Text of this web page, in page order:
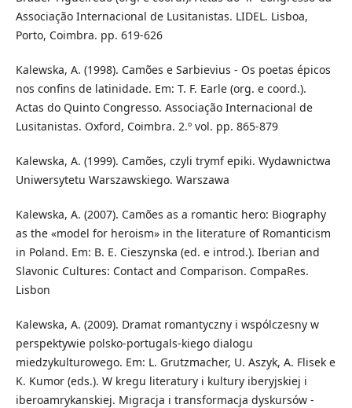
Associação Internacional de Lusitanistas. LIDEL. Lisboa,
Porto, Coimbra. pp. 619-626
Kalewska, A. (1998). Camões e Sarbievius - Os poetas épicos
nos confins de latinidade. Em: T. F. Earle (org. e coord.).
Actas do Quinto Congresso. Associação Internacional de
Lusitanistas. Oxford, Coimbra. 2.º vol. pp. 865-879
Kalewska, A. (1999). Camões, czyli trymf epiki. Wydawnictwa
Uniwersytetu Warszawskiego. Warszawa
Kalewska, A. (2007). Camões as a romantic hero: Biography
as the «model for heroism» in the literature of Romanticism
in Poland. Em: B. E. Cieszynska (ed. e introd.). Iberian and
Slavonic Cultures: Contact and Comparison. CompaRes.
Lisbon
Kalewska, A. (2009). Dramat romantyczny i wspólczesny w
perspektywie polsko-portugals-kiego dialogu
miedzykulturowego. Em: L. Grutzmacher, U. Aszyk, A. Flisek e
K. Kumor (eds.). W kregu literatury i kultury iberyjskiej i
iberoamrykanskiej. Migracja i transformacja dyskursów -